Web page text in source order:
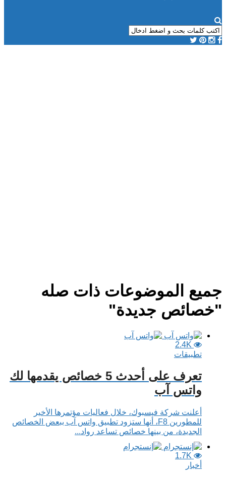
جميع الموضوعات ذات صله
"خصائص جديدة"
2.4K
تطبيقات
تعرف على أحدث 5 خصائص يقدمها لك
واتس آب
أعلنت شركة فيسبوك، خلال فعاليات مؤتمرها الأخير
للمطورين F8، أنها ستزود تطبيق واتس آب ببعض الخصائص
الجديدة، من بينها خصائص تساعد رواد...
1.7K
أخبار